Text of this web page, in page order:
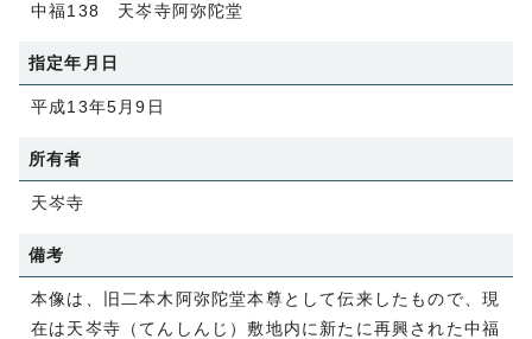
中福138 天岑寺阿弥陀堂
指定年月日
平成13年5月9日
所有者
天岑寺
備考
本像は、旧二本木阿弥陀堂本尊として伝来したもので、現
在は天岑寺（てんしんじ）敷地内に新たに再興された中福